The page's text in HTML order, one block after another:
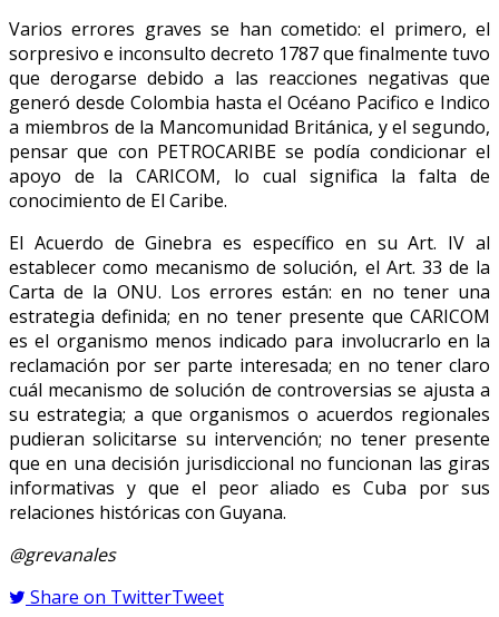
Varios errores graves se han cometido: el primero, el
sorpresivo e inconsulto decreto 1787 que finalmente tuvo
que derogarse debido a las reacciones negativas que
generó desde Colombia hasta el Océano Pacifico e Indico
a miembros de la Mancomunidad Británica, y el segundo,
pensar que con PETROCARIBE se podía condicionar el
apoyo de la CARICOM, lo cual significa la falta de
conocimiento de El Caribe.
El Acuerdo de Ginebra es específico en su Art. IV al
establecer como mecanismo de solución, el Art. 33 de la
Carta de la ONU. Los errores están: en no tener una
estrategia definida; en no tener presente que CARICOM
es el organismo menos indicado para involucrarlo en la
reclamación por ser parte interesada; en no tener claro
cuál mecanismo de solución de controversias se ajusta a
su estrategia; a que organismos o acuerdos regionales
pudieran solicitarse su intervención; no tener presente
que en una decisión jurisdiccional no funcionan las giras
informativas y que el peor aliado es Cuba por sus
relaciones históricas con Guyana.
@grevanales
Share on TwitterTweet